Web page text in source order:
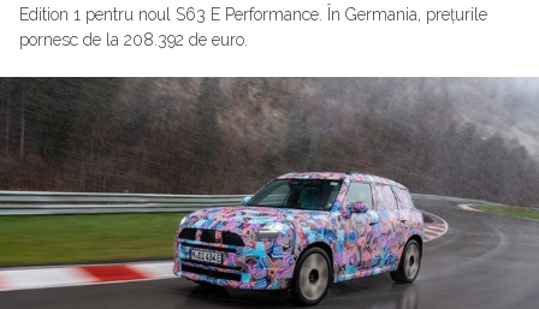
Edition 1 pentru noul S63 E Performance. În Germania, prețurile
pornesc de la 208.392 de euro.